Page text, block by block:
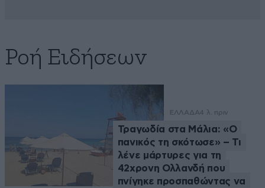
Ροή Ειδήσεων
ΕΛΛΑΔΑ4 λ. πριν
Τραγωδία στα Μάλια: «Ο
πανικός τη σκότωσε» – Τι
λένε μάρτυρες για τη
42χρονη Ολλανδή που
πνίγηκε προσπαθώντας να